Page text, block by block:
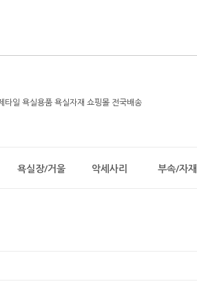
욕실장/거울 악세사리 부속/자재